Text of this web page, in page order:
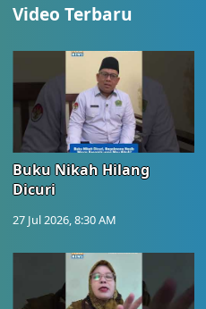
Video Terbaru
Buku Nikah Hilang
Dicuri
27 Jul 2026, 8:30 AM